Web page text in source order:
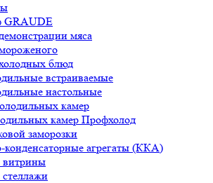
мяса
блюд
встраиваемые
настольные
камер
камер Профхолод
заморозки
конденсаторные агрегаты (ККА)
витрины